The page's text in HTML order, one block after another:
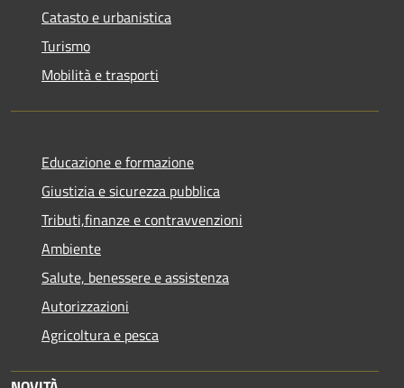
Catasto e urbanistica
Turismo
Mobilità e trasporti
Educazione e formazione
Giustizia e sicurezza pubblica
Tributi,finanze e contravvenzioni
Ambiente
Salute, benessere e assistenza
Autorizzazioni
Agricoltura e pesca